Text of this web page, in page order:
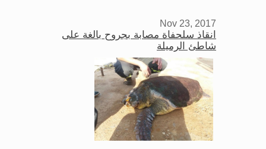
Nov 23, 2017
انقاذ سلحفاة مصابة بجروح بالغة على
شاطئ الرميلة